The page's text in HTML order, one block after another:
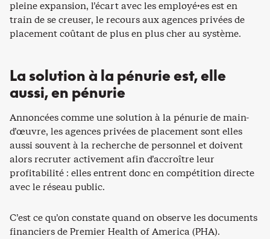
pleine expansion, l’écart avec les employé·es est en
train de se creuser, le recours aux agences privées de
placement coûtant de plus en plus cher au système.
La solution à la pénurie est, elle
aussi, en pénurie
Annoncées comme une solution à la pénurie de main-
d’œuvre, les agences privées de placement sont elles
aussi souvent à la recherche de personnel et doivent
alors recruter activement afin d’accroître leur
profitabilité : elles entrent donc en compétition directe
avec le réseau public.
C’est ce qu’on constate quand on observe les documents
financiers de Premier Health of America (PHA).